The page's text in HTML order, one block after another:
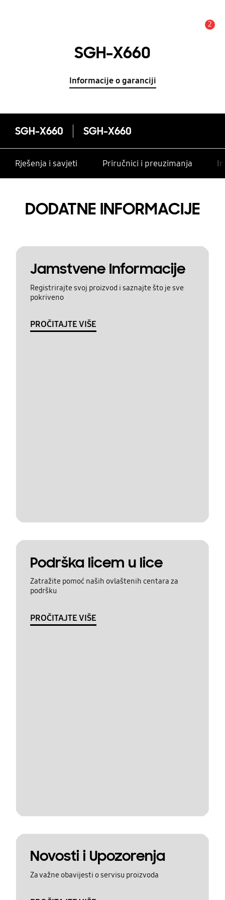
2
SGH-X660
Informacije o garanciji
SGH-X660 SGH-X660
Rješenja i savjeti Priručnici i preuzimanja
DODATNE INFORMACIJE
Jamstvene Informacije
Registrirajte svoj proizvod i saznajte što je sve
pokriveno
PROČITAJTE VIŠE
Podrška licem u lice
Zatražite pomoć naših ovlaštenih centara za
podršku
PROČITAJTE VIŠE
Novosti i Upozorenja
Za važne obavijesti o servisu proizvoda